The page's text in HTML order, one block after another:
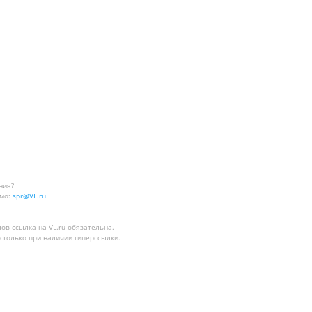
spr@VL.ru
ссылка на VL.ru обязательна.
при наличии гиперссылки.